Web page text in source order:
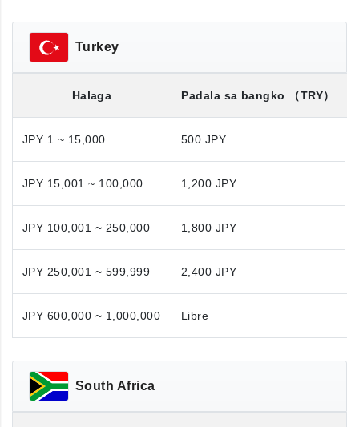
Turkey
Halaga Padala sa bangko （TRY）
JPY 1 ~ 15,000 500 JPY
JPY 15,001 ~ 100,000 1,200 JPY
JPY 100,001 ~ 250,000 1,800 JPY
JPY 250,001 ~ 599,999 2,400 JPY
JPY 600,000 ~ 1,000,000 Libre
South Africa